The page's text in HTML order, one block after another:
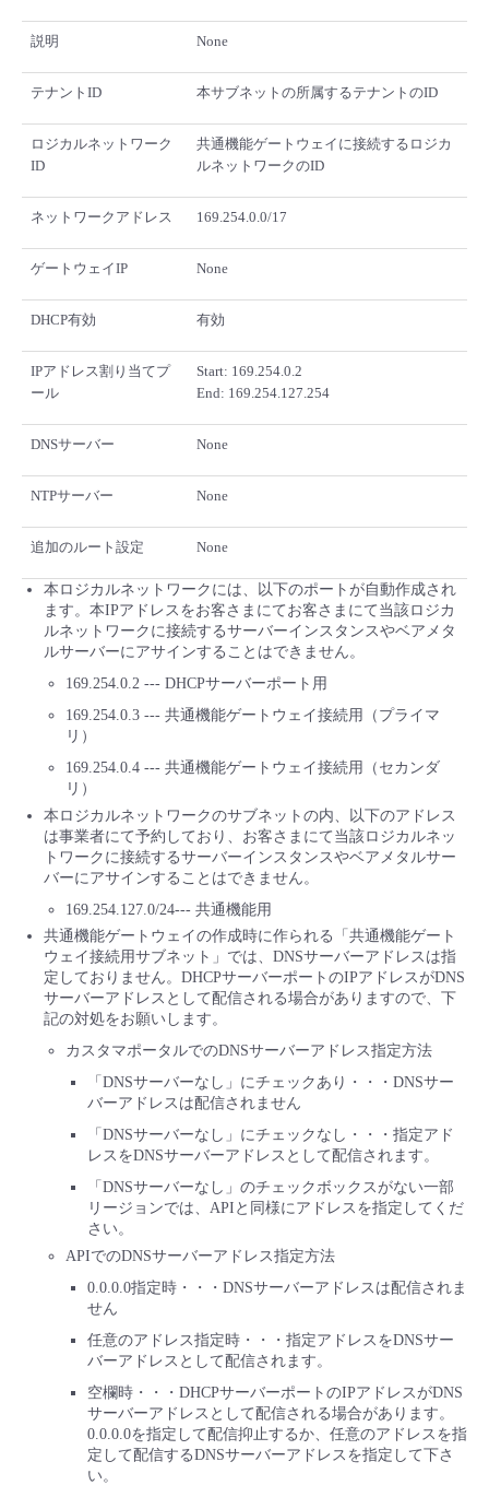
説明 None
テナントID 本サブネットの所属するテナントのID
ロジカルネットワーク
ID
共通機能ゲートウェイに接続するロジカ
ルネットワークのID
ネットワークアドレス 169.254.0.0/17
ゲートウェイIP None
DHCP有効 有効
IPアドレス割り当てプ
ール
Start: 169.254.0.2
End: 169.254.127.254
DNSサーバー None
NTPサーバー None
追加のルート設定 None
本ロジカルネットワークには、以下のポートが自動作成され
ます。本IPアドレスをお客さまにてお客さまにて当該ロジカ
ルネットワークに接続するサーバーインスタンスやベアメタ
ルサーバーにアサインすることはできません。
169.254.0.2 --- DHCPサーバーポート用
169.254.0.3 --- 共通機能ゲートウェイ接続用（プライマ
リ）
169.254.0.4 --- 共通機能ゲートウェイ接続用（セカンダ
リ）
本ロジカルネットワークのサブネットの内、以下のアドレス
は事業者にて予約しており、お客さまにて当該ロジカルネッ
トワークに接続するサーバーインスタンスやベアメタルサー
バーにアサインすることはできません。
169.254.127.0/24--- 共通機能用
共通機能ゲートウェイの作成時に作られる「共通機能ゲート
ウェイ接続用サブネット」では、DNSサーバーアドレスは指
定しておりません。DHCPサーバーポートのIPアドレスがDNS
サーバーアドレスとして配信される場合がありますので、下
記の対処をお願いします。
カスタマポータルでのDNSサーバーアドレス指定方法
「DNSサーバーなし」にチェックあり・・・DNSサー
バーアドレスは配信されません
「DNSサーバーなし」にチェックなし・・・指定アド
レスをDNSサーバーアドレスとして配信されます。
「DNSサーバーなし」のチェックボックスがない一部
リージョンでは、APIと同様にアドレスを指定してくだ
さい。
APIでのDNSサーバーアドレス指定方法
0.0.0.0指定時・・・DNSサーバーアドレスは配信されま
せん
任意のアドレス指定時・・・指定アドレスをDNSサー
バーアドレスとして配信されます。
空欄時・・・DHCPサーバーポートのIPアドレスがDNS
サーバーアドレスとして配信される場合があります。
0.0.0.0を指定して配信抑止するか、任意のアドレスを指
定して配信するDNSサーバーアドレスを指定して下さ
い。